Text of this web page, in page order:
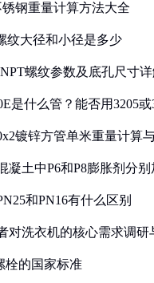
锈钢重量计算方法大全
纹大径和小径是多少
NPT螺纹参数及底孔尺寸
是什么管？能否用3205或
镀锌方管单米重量计算
凝土中P6和P8膨胀剂分
和PN16有什么区别
对洗衣机的核心需求调研
栓的国家标准